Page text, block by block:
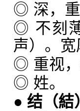
◎ 深，
◎ 不刻
声）。宽
◎ 重视，
◎ 姓。
● 结 （結